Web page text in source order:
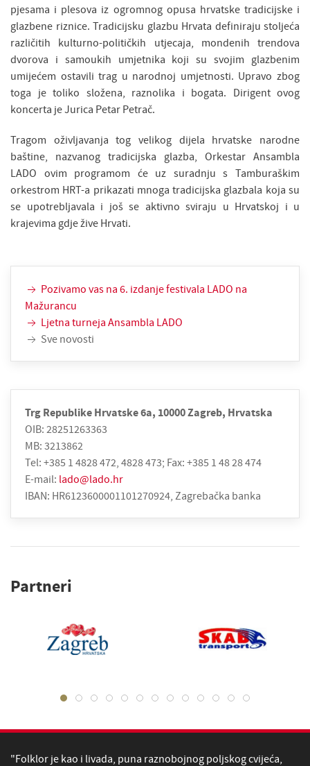
pjesama i plesova iz ogromnog opusa hrvatske tradicijske i
glazbene riznice. Tradicijsku glazbu Hrvata definiraju stoljeća
različitih kulturno-političkih utjecaja, mondenih trendova
dvorova i samoukih umjetnika koji su svojim glazbenim
umijećem ostavili trag u narodnoj umjetnosti. Upravo zbog
toga je toliko složena, raznolika i bogata. Dirigent ovog
koncerta je Jurica Petar Petrač.
Tragom oživljavanja tog velikog dijela hrvatske narodne
baštine, nazvanog tradicijska glazba, Orkestar Ansambla
LADO ovim programom će uz suradnju s Tamburaškim
orkestrom HRT-a prikazati mnoga tradicijska glazbala koja su
se upotrebljavala i još se aktivno sviraju u Hrvatskoj i u
krajevima gdje žive Hrvati.
Pozivamo vas na 6. izdanje festivala LADO na
Mažurancu
Ljetna turneja Ansambla LADO
Sve novosti
Trg Republike Hrvatske 6a, 10000 Zagreb, Hrvatska
OIB: 28251263363
MB: 3213862
Tel: +385 1 4828 472, 4828 473; Fax: +385 1 48 28 474
E-mail: lado@lado.hr
IBAN: HR6123600001101270924, Zagrebačka banka
Partneri
"Folklor je kao i livada, puna raznobojnog poljskog cvijeća,